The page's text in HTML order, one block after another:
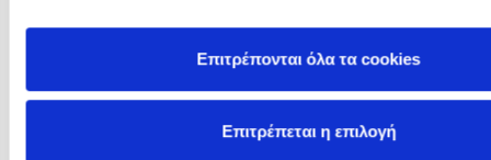
Επιτρέπονται όλα τα cookies
Επιτρέπεται η επιλογή
Lucy Adlington